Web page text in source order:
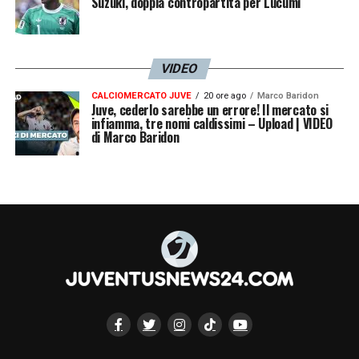
VIDEO
CALCIOMERCATO JUVE 20 ore ago Marco Baridon
Juve, cederlo sarebbe un errore! Il mercato si
infiamma, tre nomi caldissimi – Upload | VIDEO
di Marco Baridon